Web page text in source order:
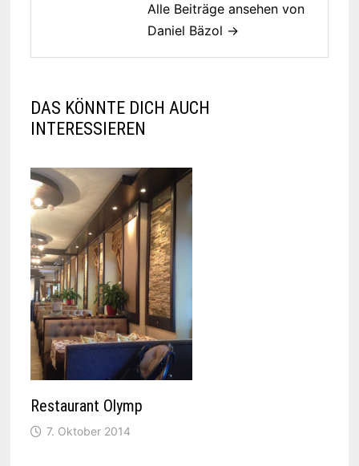
Alle Beiträge ansehen von
Daniel Bäzol →
DAS KÖNNTE DICH AUCH
INTERESSIEREN
Restaurant Olymp
7. Oktober 2014